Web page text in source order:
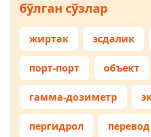
бўлган сўзлар
жиртак эсдалик
порт-порт объект
гамма-дозиметр
пергидрол перевод